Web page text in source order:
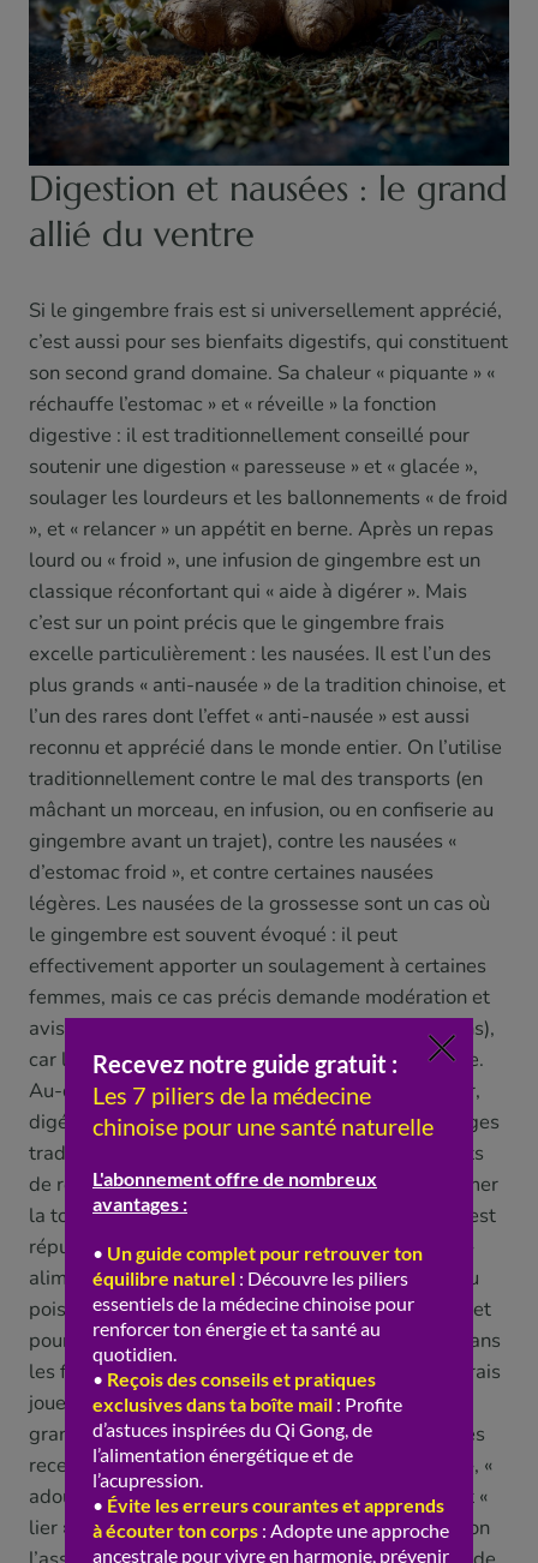
Digestion et nausées : le grand
allié du ventre
Si le gingembre frais est si universellement apprécié,
c’est aussi pour ses bienfaits digestifs, qui constituent
son second grand domaine. Sa chaleur « piquante » «
réchauffe l’estomac » et « réveille » la fonction
digestive : il est traditionnellement conseillé pour
soutenir une digestion « paresseuse » et « glacée »,
soulager les lourdeurs et les ballonnements « de froid
», et « relancer » un appétit en berne. Après un repas
lourd ou « froid », une infusion de gingembre est un
classique réconfortant qui « aide à digérer ». Mais
c’est sur un point précis que le gingembre frais
excelle particulièrement : les nausées. Il est l’un des
plus grands « anti-nausée » de la tradition chinoise, et
l’un des rares dont l’effet « anti-nausée » est aussi
reconnu et apprécié dans le monde entier. On l’utilise
traditionnellement contre le mal des transports (en
mâchant un morceau, en infusion, ou en confiserie au
gingembre avant un trajet), contre les nausées «
d’estomac froid », et contre certaines nausées
légères. Les nausées de la grossesse sont un cas où
le gingembre est souvent évoqué : il peut
effectivement apporter un soulagement à certaines
femmes, mais ce cas précis demande modération et
avis médical (nous y revenons dans les précautions),
car la grossesse appelle une prudence particulière.
Au-delà de ces deux grands domaines (réchauffer,
digérer), le gingembre frais a encore d’autres usages
traditionnels : il aide à « disperser » certains débuts
de refroidissement, on lui prête un rôle pour « calmer
la toux » dans certains contextes « de froid », et il est
réputé aider à « neutraliser » certaines « toxicités »
alimentaires (d’où son association traditionnelle au
poisson et aux fruits de mer, à la fois pour le goût et
pour la « sécurité » digestive). Mais c’est surtout dans
les formules de pharmacopée que le gingembre frais
joue un rôle discret et précieux : il y est l’un des
grands « harmonisateurs », ajouté à d’innombrables
recettes pour « réchauffer », « protéger l’estomac », «
adoucir » l’action de plantes plus « agressives », et «
lier » les ingrédients. Comme la jujube, à laquelle on